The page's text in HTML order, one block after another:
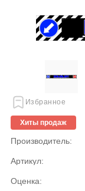
Избранное
Хиты продаж
Производитель:
Артикул:
Оценка: